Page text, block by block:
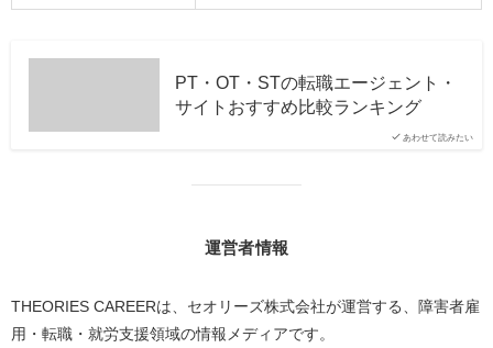
あわせて読みたい
PT・OT・STの転職エージェント・
サイトおすすめ比較ランキング
運営者情報
THEORIES CAREERは、セオリーズ株式会社が運営する、障害者雇
用・転職・就労支援領域の情報メディアです。